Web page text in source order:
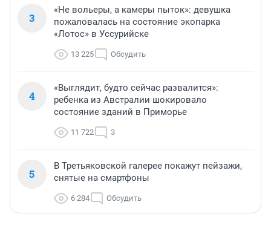
3
«Не вольеры, а камеры пыток»: девушка
пожаловалась на состояние экопарка
«Лотос» в Уссурийске
13 225 Обсудить
4
«Выглядит, будто сейчас развалится»:
ребенка из Австралии шокировало
состояние зданий в Приморье
11 722 3
5
В Третьяковской галерее покажут пейзажи,
снятые на смартфоны
6 284 Обсудить